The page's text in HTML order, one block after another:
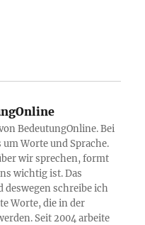
BedeutungOnline. Bei
Worte und Sprache.
wir sprechen, formt
wichtig ist. Das
schreibe ich
Worte, die in der
Seit 2004 arbeite